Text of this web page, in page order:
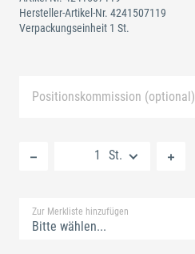
Hersteller-Artikel-Nr. 4241507119
Verpackungseinheit 1 St.
Positionskommission (optional)
St.
Zur Merkliste hinzufügen
Bitte wählen...